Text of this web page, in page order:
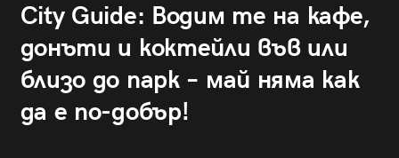
City Guide: Водим те на кафе,
донъти и коктейли във или
близо до парк – май няма как
да е по-добър!